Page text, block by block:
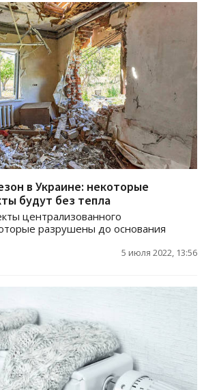
в Украине: некоторые
будут без тепла
централизованного
разрушены до основания
5 июля 2022, 13:56